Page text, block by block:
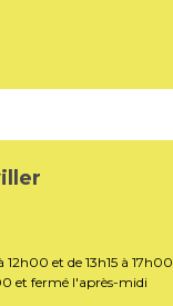
et de 13h15 à 17h00
et fermé l'après-midi